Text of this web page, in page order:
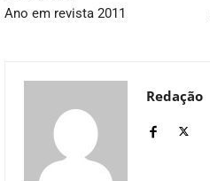
Ano em revista 2011
Redação